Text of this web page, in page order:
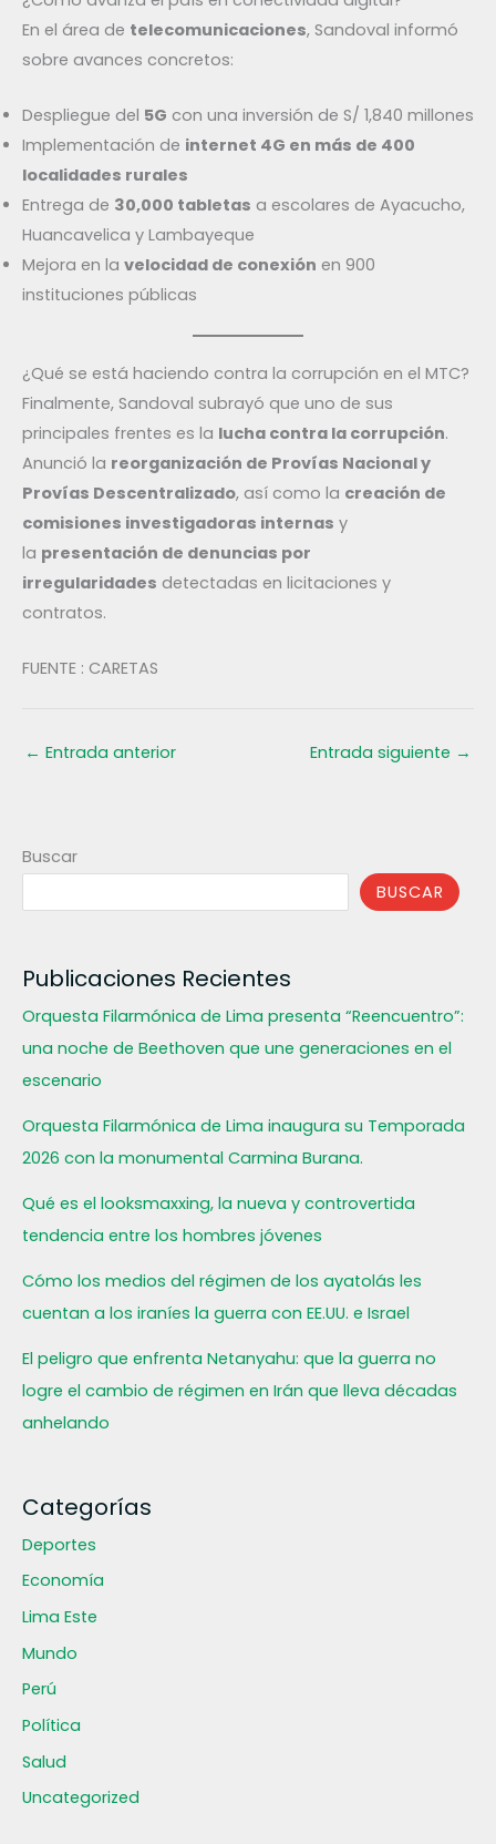
En el área de telecomunicaciones, Sandoval informó
sobre avances concretos:
Despliegue del 5G con una inversión de S/ 1,840 millones
Implementación de internet 4G en más de 400
localidades rurales
Entrega de 30,000 tabletas a escolares de Ayacucho,
Huancavelica y Lambayeque
Mejora en la velocidad de conexión en 900
instituciones públicas
¿Qué se está haciendo contra la corrupción en el MTC?
Finalmente, Sandoval subrayó que uno de sus
principales frentes es la lucha contra la corrupción.
Anunció la reorganización de Provías Nacional y
Provías Descentralizado, así como la creación de
comisiones investigadoras internas y
la presentación de denuncias por
irregularidades detectadas en licitaciones y
contratos.
FUENTE : CARETAS
← Entrada anterior Entrada siguiente →
Buscar
BUSCAR
Publicaciones Recientes
Orquesta Filarmónica de Lima presenta “Reencuentro”:
una noche de Beethoven que une generaciones en el
escenario
Orquesta Filarmónica de Lima inaugura su Temporada
2026 con la monumental Carmina Burana.
Qué es el looksmaxxing, la nueva y controvertida
tendencia entre los hombres jóvenes
Cómo los medios del régimen de los ayatolás les
cuentan a los iraníes la guerra con EE.UU. e Israel
El peligro que enfrenta Netanyahu: que la guerra no
logre el cambio de régimen en Irán que lleva décadas
anhelando
Categorías
Deportes
Economía
Lima Este
Mundo
Perú
Política
Salud
Uncategorized